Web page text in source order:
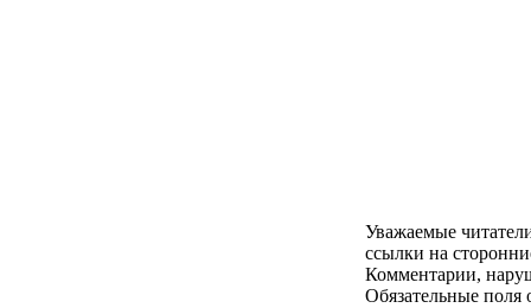
Уважаемые
ссылки на
Комментарии,
Обязательные поля